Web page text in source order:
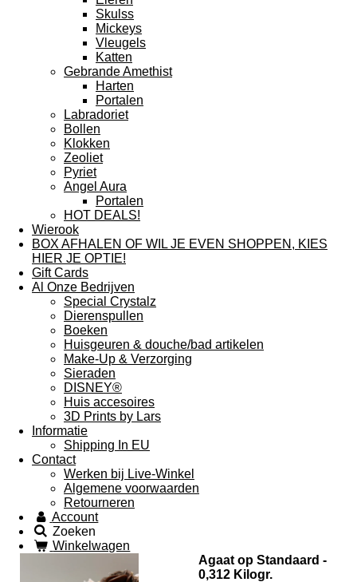
Skulss
Mickeys
Vleugels
Katten
Gebrande Amethist
Harten
Portalen
Labradoriet
Bollen
Klokken
Zeoliet
Pyriet
Angel Aura
Portalen
HOT DEALS!
Wierook
BOX AFHALEN OF WIL JE EVEN SHOPPEN, KIES
HIER JE OPTIE!
Gift Cards
Al Onze Bedrijven
Special Crystalz
Dierenspullen
Boeken
Huisgeuren & douche/bad artikelen
Make-Up & Verzorging
Sieraden
DISNEY®
Huis accesoires
3D Prints by Lars
Informatie
Shipping In EU
Contact
Werken bij Live-Winkel
Algemene voorwaarden
Retourneren
Account
Zoeken
Winkelwagen
Agaat op Standaard -
0,312 Kilogr.